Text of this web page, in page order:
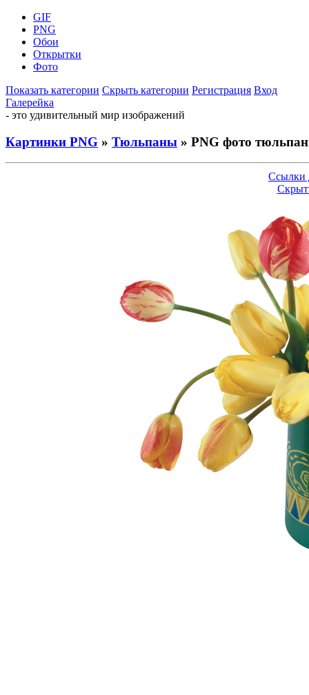
GIF
PNG
Обои
Открытки
Фото
Показать категории Скрыть категории Регистрация Вход
Галерейка
- это удивительный мир изображений
Картинки PNG » Тюльпаны » PNG фото
Ссылки